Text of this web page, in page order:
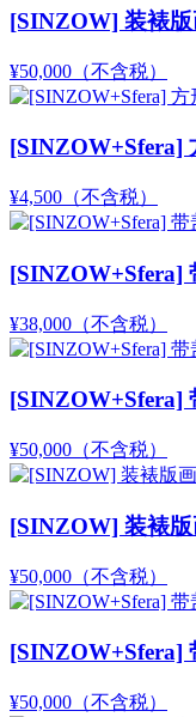
[SINZOW] 装裱版
¥50,000 （不含税）
[SINZOW+Sfera]
¥4,500 （不含税）
[SINZOW+Sfera]
¥38,000 （不含税）
[SINZOW+Sfera]
¥50,000 （不含税）
[SINZOW] 装裱版
¥50,000 （不含税）
[SINZOW+Sfera]
¥50,000 （不含税）